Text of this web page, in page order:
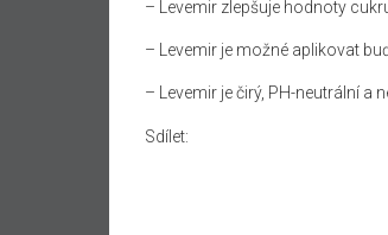
– Levemir zlepšuje hodnoty
– Levemir je možné aplikovat
– Levemir je čirý, PH-neutrální a
Sdílet: